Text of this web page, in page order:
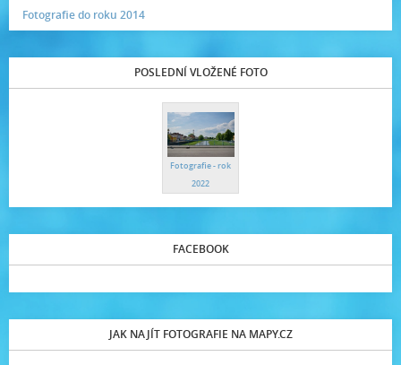
Fotografie do roku 2014
POSLEDNÍ VLOŽENÉ FOTO
Fotografie - rok
2022
FACEBOOK
JAK NAJÍT FOTOGRAFIE NA MAPY.CZ